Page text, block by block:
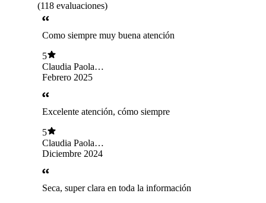
(118 evaluaciones)
Como siempre muy buena atención
5
Claudia Paola
Vásquez Ayala
Febrero 2025
Excelente atención, cómo siempre
5
Claudia Paola
Vásquez Ayala
Diciembre 2024
Seca, super clara en toda la información